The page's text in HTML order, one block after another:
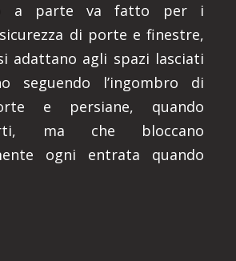
a parte va fatto per i
di porte e finestre,
adattano agli spazi lasciati
seguendo l’ingombro di
e persiane, quando
ma che bloccano
ogni entrata quando